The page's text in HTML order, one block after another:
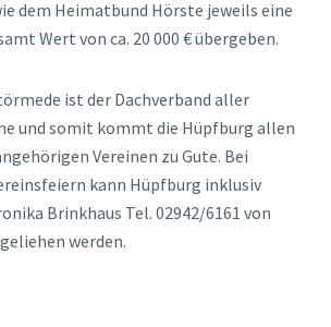
dem Heimatbund Hörste jeweils eine
Wert von ca. 20 000 € übergeben.
ist der Dachverband aller
und somit kommt die Hüpfburg allen
Vereinen zu Gute. Bei
kann Hüpfburg inklusiv
Brinkhaus Tel. 02942/6161 von
werden.